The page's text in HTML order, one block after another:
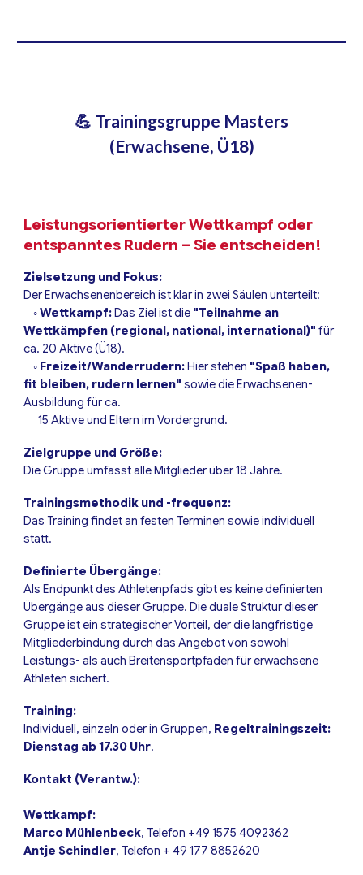
💪 Trainingsgruppe Masters
(Erwachsene, Ü18)
Leistungsorientierter Wettkampf oder
entspanntes Rudern – Sie entscheiden!
Zielsetzung und Fokus:
Der Erwachsenenbereich ist klar in zwei Säulen unterteilt:
◦Wettkampf:Das Ziel ist die "Teilnahme an
Wettkämpfen (regional, national, international)" für
ca. 20 Aktive (Ü18).
◦ Freizeit/Wanderrudern:Hier stehen "Spaß haben,
fit bleiben, rudern lernen" sowie die Erwachsenen-
Ausbildung für ca.
15 Aktive und Eltern im Vordergrund.
Zielgruppe und Größe:
Die Gruppe umfasst alle Mitglieder über 18 Jahre.
Trainingsmethodik und -frequenz:
Das Training findet an festen Terminen sowie individuell
statt.
Definierte Übergänge:
Als Endpunkt des Athletenpfads gibt es keine definierten
Übergänge aus dieser Gruppe. Die duale Struktur dieser
Gruppe ist ein strategischer Vorteil, der die langfristige
Mitgliederbindung durch das Angebot von sowohl
Leistungs- als auch Breitensportpfaden für erwachsene
Athleten sichert.
Training:
Individuell, einzeln oder in Gruppen, Regeltrainingszeit:
Dienstag ab 17.30 Uhr.
Kontakt (Verantw.):
Wettkampf:
Marco Mühlenbeck,Telefon +491575 4092362
Antje Schindler, Telefon + 49 177 8852620